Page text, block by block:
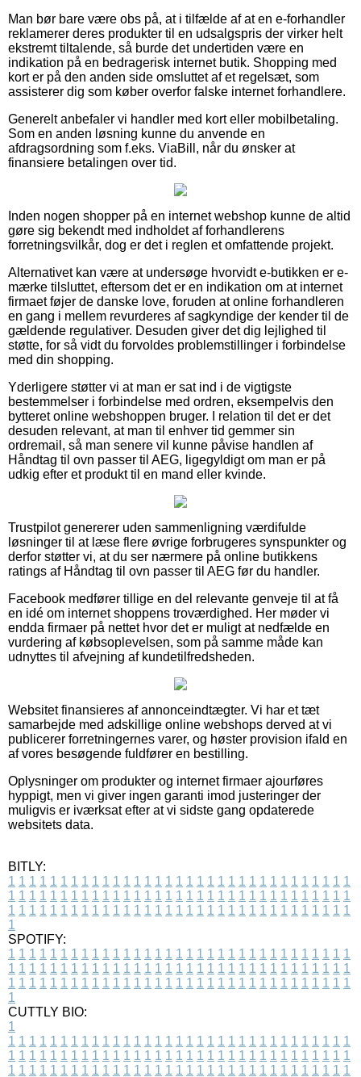
Man bør bare være obs på, at i tilfælde af at en e-forhandler
reklamerer deres produkter til en udsalgspris der virker helt
ekstremt tiltalende, så burde det undertiden være en
indikation på en bedragerisk internet butik. Shopping med
kort er på den anden side omsluttet af et regelsæt, som
assisterer dig som køber overfor falske internet forhandlere.
Generelt anbefaler vi handler med kort eller mobilbetaling.
Som en anden løsning kunne du anvende en
afdragsordning som f.eks. ViaBill, når du ønsker at
finansiere betalingen over tid.
Inden nogen shopper på en internet webshop kunne de altid
gøre sig bekendt med indholdet af forhandlerens
forretningsvilkår, dog er det i reglen et omfattende projekt.
Alternativet kan være at undersøge hvorvidt e-butikken er e-
mærke tilsluttet, eftersom det er en indikation om at internet
firmaet føjer de danske love, foruden at online forhandleren
en gang i mellem revurderes af sagkyndige der kender til de
gældende regulativer. Desuden giver det dig lejlighed til
støtte, for så vidt du forvoldes problemstillinger i forbindelse
med din shopping.
Yderligere støtter vi at man er sat ind i de vigtigste
bestemmelser i forbindelse med ordren, eksempelvis den
bytteret online webshoppen bruger. I relation til det er det
desuden relevant, at man til enhver tid gemmer sin
ordremail, så man senere vil kunne påvise handlen af
Håndtag til ovn passer til AEG, ligegyldigt om man er på
udkig efter et produkt til en mand eller kvinde.
Trustpilot genererer uden sammenligning værdifulde
løsninger til at læse flere øvrige forbrugeres synspunkter og
derfor støtter vi, at du ser nærmere på online butikkens
ratings af Håndtag til ovn passer til AEG før du handler.
Facebook medfører tillige en del relevante genveje til at få
en idé om internet shoppens troværdighed. Her møder vi
endda firmaer på nettet hvor det er muligt at nedfælde en
vurdering af købsoplevelsen, som på samme måde kan
udnyttes til afvejning af kundetilfredsheden.
Websitet finansieres af annonceindtægter. Vi har et tæt
samarbejde med adskillige online webshops derved at vi
publicerer forretningernes varer, og høster provision ifald en
af vores besøgende fuldfører en bestilling.
Oplysninger om produkter og internet firmaer ajourføres
hyppigt, men vi giver ingen garanti imod justeringer der
muligvis er iværksat efter at vi sidste gang opdaterede
websitets data.
BITLY:
1 1 1 1 1 1 1 1 1 1 1 1 1 1 1 1 1 1 1 1 1 1 1 1 1 1 1 1 1 1 1 1 1
1 1 1 1 1 1 1 1 1 1 1 1 1 1 1 1 1 1 1 1 1 1 1 1 1 1 1 1 1 1 1 1 1
1 1 1 1 1 1 1 1 1 1 1 1 1 1 1 1 1 1 1 1 1 1 1 1 1 1 1 1 1 1 1 1 1
1
SPOTIFY:
1 1 1 1 1 1 1 1 1 1 1 1 1 1 1 1 1 1 1 1 1 1 1 1 1 1 1 1 1 1 1 1 1
1 1 1 1 1 1 1 1 1 1 1 1 1 1 1 1 1 1 1 1 1 1 1 1 1 1 1 1 1 1 1 1 1
1 1 1 1 1 1 1 1 1 1 1 1 1 1 1 1 1 1 1 1 1 1 1 1 1 1 1 1 1 1 1 1 1
1
CUTTLY BIO:
1
1 1 1 1 1 1 1 1 1 1 1 1 1 1 1 1 1 1 1 1 1 1 1 1 1 1 1 1 1 1 1 1 1
1 1 1 1 1 1 1 1 1 1 1 1 1 1 1 1 1 1 1 1 1 1 1 1 1 1 1 1 1 1 1 1 1
1 1 1 1 1 1 1 1 1 1 1 1 1 1 1 1 1 1 1 1 1 1 1 1 1 1 1 1 1 1 1 1 1